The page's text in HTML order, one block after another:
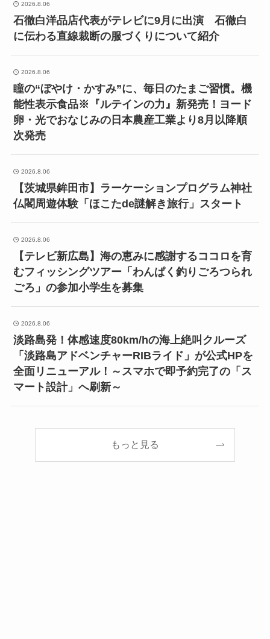
2026.8.06
石徹白洋品店代表がテレビに9月に出演 石徹白
に伝わる直線裁断の服づくりについて紹介
2026.8.06
瞳の“ぼやけ・かすみ”に、毎日のたまご習慣。機
能性表示食品※『ルテインの力』新発売！ヨード
卵・光でおなじみの日本農産工業より8月以降順
次発売
2026.8.06
【茨城県鉾田市】ラーケーションプログラム神社
仏閣周遊体験「ほこたde謎解き旅行」スタート
2026.8.06
【テレビ新広島】海の恵みに感謝するココロを育
むフィッシングツアー「わんぱく釣りごろつられ
ごろ」の参加小学生を募集
2026.8.06
淡路島発！体感速度80km/hの海上絶叫クルーズ
「淡路島アドベンチャーRIBライド」が公式HPを
全面リニューアル！～スマホで即予約完了の「ス
マート設計」へ刷新～
もっと見る